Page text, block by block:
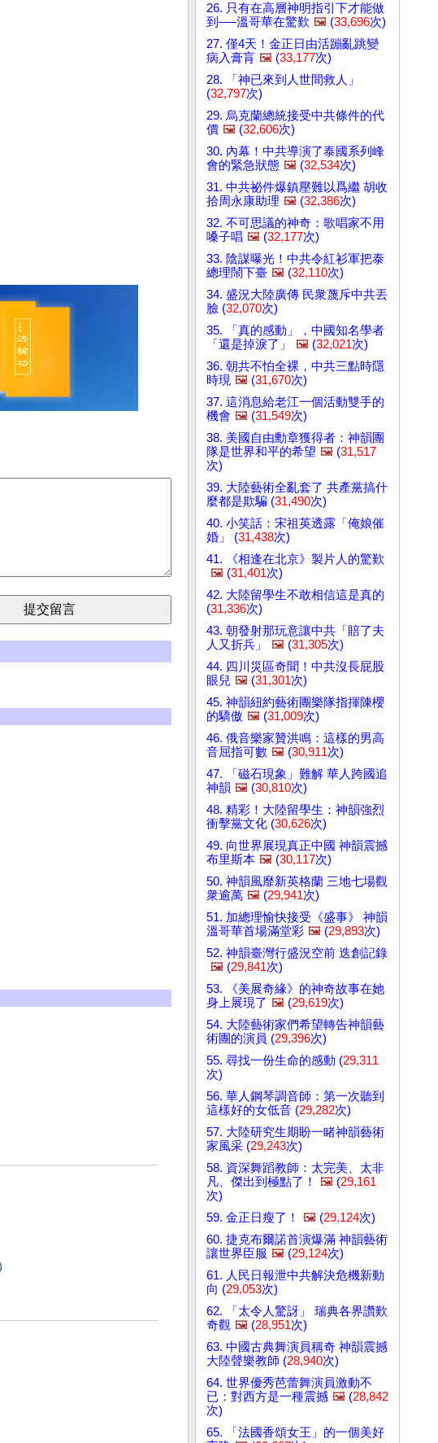
26. 只有在高層神明指引下才能做
到──溫哥華在驚歎 🖼️ (33,696次)
27. 僅4天！金正日由活蹦亂跳變
病入膏肓 🖼️ (33,177次)
28. 「神已來到人世間救人」
(32,797次)
29. 烏克蘭總統接受中共條件的代
價 🖼️ (32,606次)
30. 內幕！中共導演了泰國系列峰
會的緊急狀態 🖼️ (32,534次)
31. 中共祕件爆鎮壓難以爲繼 胡收
拾周永康助理 🖼️ (32,386次)
32. 不可思議的神奇：歌唱家不用
嗓子唱 🖼️ (32,177次)
33. 陰謀曝光！中共令紅衫軍把泰
總理鬧下臺 🖼️ (32,110次)
34. 盛況大陸廣傳 民衆蔑斥中共丟
臉 (32,070次)
35. 「真的感動」，中國知名學者
「還是掉淚了」
🖼️ (32,021次)
36. 朝共不怕全裸，中共三點時隱
時現 🖼️ (31,670次)
37. 這消息給老江一個活動雙手的
機會 🖼️ (31,549次)
38. 美國自由勳章獲得者：神韻團
隊是世界和平的希望 🖼️ (31,517
次)
39. 大陸藝術全亂套了 共產黨搞什
麼都是欺騙 (31,490次)
40. 小笑話：宋祖英透露「俺娘催
婚」 (31,438次)
41. 《相逢在北京》製片人的驚歎
🖼️ (31,401次)
42. 大陸留學生不敢相信這是真的
(31,336次)
43. 朝發射那玩意讓中共「賠了夫
人又折兵」
🖼️ (31,305次)
44. 四川災區奇聞！中共沒長屁股
眼兒 🖼️ (31,301次)
45. 神韻紐約藝術團樂隊指揮陳櫻
的驕傲 🖼️ (31,009次)
46. 俄音樂家贊洪鳴：這樣的男高
音屈指可數 🖼️ (30,911次)
47. 「磁石現象」難解 華人跨國追
神韻 🖼️ (30,810次)
48. 精彩！大陸留學生：神韻強烈
衝擊黨文化 (30,626次)
49. 向世界展現真正中國 神韻震撼
布里斯本 🖼️ (30,117次)
50. 神韻風靡新英格蘭 三地七場觀
衆逾萬 🖼️ (29,941次)
51. 加總理愉快接受《盛事》 神韻
溫哥華首場滿堂彩 🖼️ (29,893次)
52. 神韻臺灣行盛況空前 迭創記錄
🖼️ (29,841次)
53. 《美展奇緣》的神奇故事在她
身上展現了 🖼️ (29,619次)
54. 大陸藝術家們希望轉告神韻藝
術團的演員 (29,396次)
55. 尋找一份生命的感動 (29,311
次)
56. 華人鋼琴調音師：第一次聽到
這樣好的女低音 (29,282次)
57. 大陸研究生期盼一睹神韻藝術
家風采 (29,243次)
58. 資深舞蹈教師：太完美、太非
凡、傑出到極點了！
🖼️ (29,161
次)
59. 金正日瘦了！
🖼️ (29,124次)
60. 捷克布爾諾首演爆滿 神韻藝術
讓世界臣服 🖼️ (29,124次)
61. 人民日報泄中共解決危機新動
向 (29,053次)
62. 「太令人驚訝」 瑞典各界讚歎
奇觀 🖼️ (28,951次)
63. 中國古典舞演員稱奇 神韻震撼
大陸聲樂教師 (28,940次)
64. 世界優秀芭蕾舞演員激動不
已：對西方是一種震撼 🖼️ (28,842
次)
65. 「法國香頌女王」的一個美好